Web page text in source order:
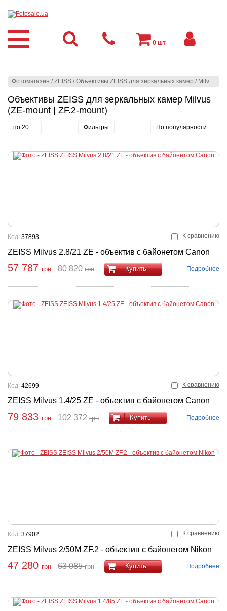
Фотомагазин /ZEISS /Объективы ZEISS для зеркальных камер / Milvus (ZE-mount | ZF.2-mount)
Объективы ZEISS для зеркальных камер Milvus
(ZE-mount | ZF.2-mount)
по 20 Фильтры По популярности
К сравнению
ZEISS Milvus 2.8/21 ZE - объектив с байонетом Canon
Код: 37893
57 787 грн 80 820грн Купить Подробнее
К сравнению
ZEISS Milvus 1.4/25 ZE - объектив с байонетом Canon
Код: 42699
79 833 грн 102 372грн Купить Подробнее
К сравнению
ZEISS Milvus 2/50M ZF.2 - объектив с байонетом Nikon
Код: 37902
47 280 грн 63 085грн Купить Подробнее
0 шт